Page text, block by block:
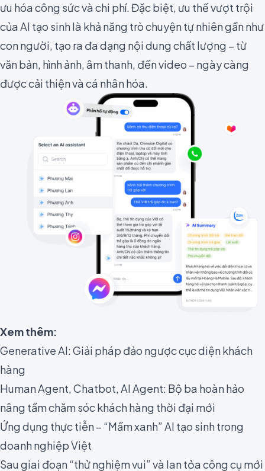
ưu hóa công sức và chi phí. Đặc biệt, ưu thế vượt trội
của AI tạo sinh là khả năng trò chuyện tự nhiên gần như
con người, tạo ra đa dạng nội dung chất lượng – từ
văn bản, hình ảnh, âm thanh, đến video – ngày càng
được cải thiện và cá nhân hóa.
Xem thêm:
Generative AI: Giải pháp đảo ngược cục diện khách
hàng
Human Agent, Chatbot, AI Agent: Bộ ba hoàn hảo
nâng tầm chăm sóc khách hàng thời đại mới
Ứng dụng thực tiễn – “Mầm xanh” AI tạo sinh trong
doanh nghiệp Việt
Sau giai đoạn “thử nghiệm vui” và lan tỏa công cụ mới